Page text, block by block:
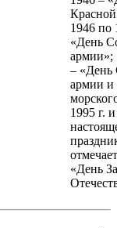
1946 по
«День
армии»;
– «День
армии и
1995 г.
«День